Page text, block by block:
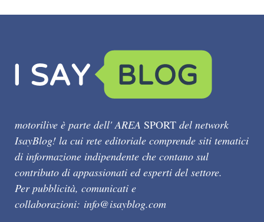
motorilive è parte dell' AREA SPORT del network
IsayBlog! la cui rete editoriale comprende siti tematici
di informazione indipendente che contano sul
contributo di appassionati ed esperti del settore.
Per pubblicità, comunicati e
collaborazioni: info@isayblog.com